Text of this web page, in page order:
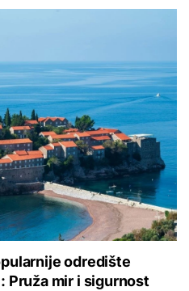
odredište
Pruža mir i sigurnost